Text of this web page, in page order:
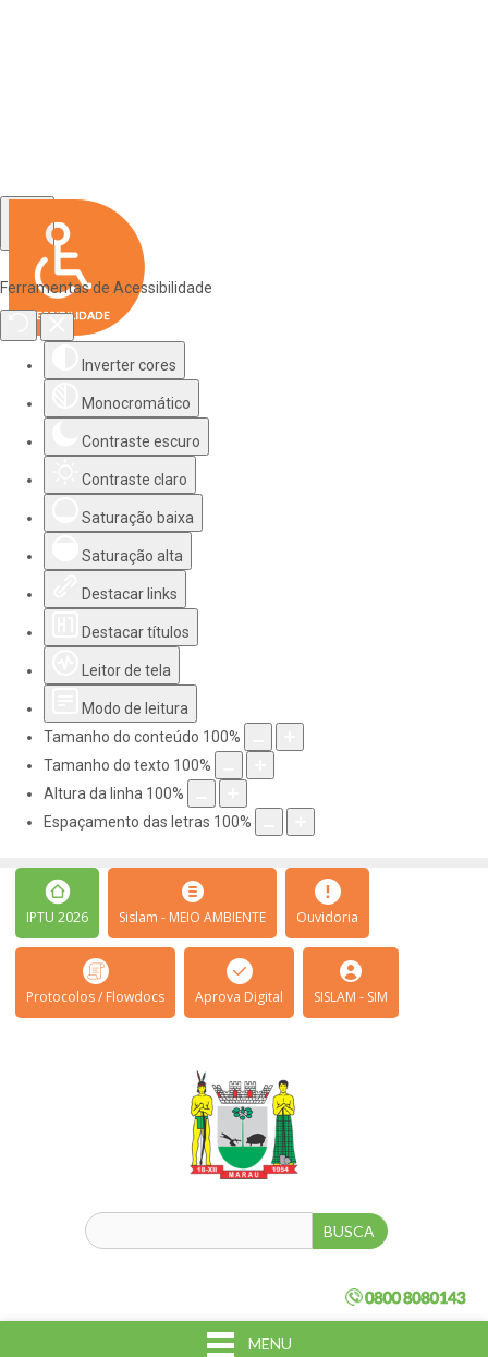
Ferramentas de Acessibilidade
Inverter cores
Monocromático
Contraste escuro
Contraste claro
Saturação baixa
Saturação alta
Destacar links
Destacar títulos
Leitor de tela
Modo de leitura
Tamanho do conteúdo 100%
Tamanho do texto 100%
Altura da linha 100%
Espaçamento das letras 100%
IPTU 2026 Sislam - MEIO AMBIENTE Ouvidoria
Protocolos / Flowdocs Aprova Digital SISLAM - SIM
MENU